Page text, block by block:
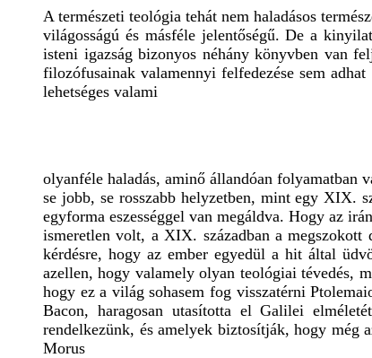
A természeti teológia tehát nem haladásos
világosságú és másféle jelentőségű. De a
isteni igazság bizonyos néhány könyvben van
filozófusainak valamennyi felfedezése sem
lehetséges valami
olyanféle haladás, aminő állandóan folyamatban
se jobb, se rosszabb helyzetben, mint egy XIX.
egyforma eszességgel van megáldva. Hogy az
ismeretlen volt, a XIX. században a
kérdésre, hogy az ember egyedül a hit által
azellen, hogy valamely olyan teológiai tévedés,
hogy ez a világ sohasem fog visszatérni
Bacon, haragosan utasította el Galilei
rendelkezünk, és amelyek biztosítják, hogy még
Morus